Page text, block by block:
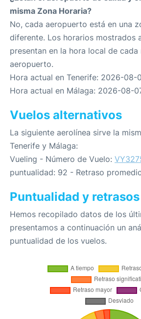
misma Zona Horaria?
No, cada aeropuerto está en una
diferente. Los horarios mostrados
presentan en la hora local de
aeropuerto.
Hora actual en Tenerife: 2026-08-
Hora actual en Málaga: 2026-08-
Vuelos alternativos
La siguiente aerolínea sirve la
Tenerife y Málaga:
Vueling - Número de Vuelo:
puntualidad: 92 - Retraso
Puntualidad y retrasos
Hemos recopilado datos de los
presentamos a continuación un
puntualidad de los vuelos.